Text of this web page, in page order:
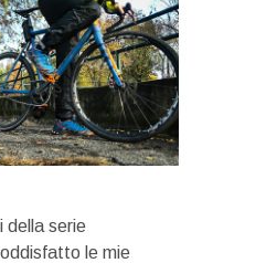
della serie
le mie